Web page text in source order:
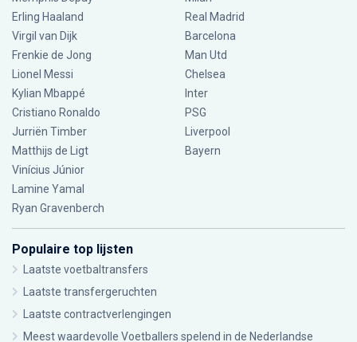
Erling Haaland
Virgil van Dijk
Frenkie de Jong
Lionel Messi
Kylian Mbappé
Cristiano Ronaldo
Jurriën Timber
Matthijs de Ligt
Vinícius Júnior
Lamine Yamal
Ryan Gravenberch
Real Madrid
Barcelona
Man Utd
Chelsea
Inter
PSG
Liverpool
Bayern
Populaire top lijsten
Laatste voetbaltransfers
Laatste transfergeruchten
Laatste contractverlengingen
Meest waardevolle Voetballers spelend in de Nederlandse